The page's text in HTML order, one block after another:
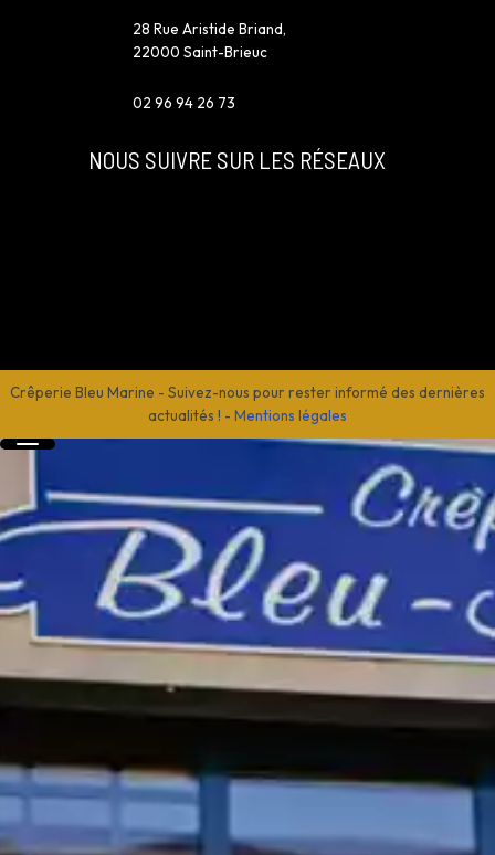
28 Rue Aristide Briand,
22000 Saint-Brieuc
02 96 94 26 73
NOUS SUIVRE SUR LES RÉSEAUX
Crêperie Bleu Marine - Suivez-nous pour rester informé des dernières
actualités ! - Mentions légales